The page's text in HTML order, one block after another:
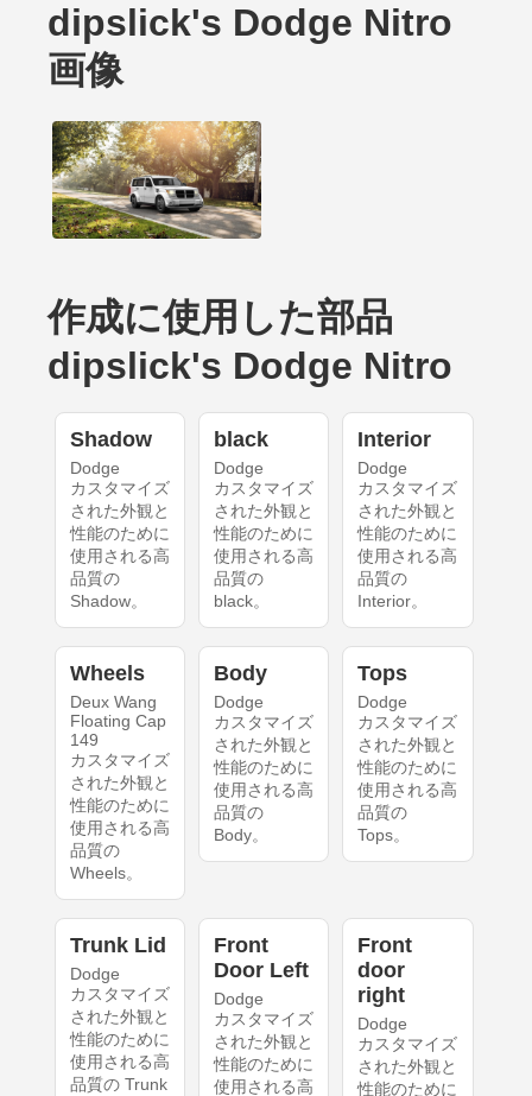
dipslick's Dodge Nitro
画像
作成に使用した部品
dipslick's Dodge Nitro
Shadow
Dodge
カスタマイズ
された外観と
性能のために
使用される高
品質の
Shadow。
black
Dodge
カスタマイズ
された外観と
性能のために
使用される高
品質の
black。
Interior
Dodge
カスタマイズ
された外観と
性能のために
使用される高
品質の
Interior。
Wheels
Deux Wang
Floating Cap
149
カスタマイズ
された外観と
性能のために
使用される高
品質の
Wheels。
Body
Dodge
カスタマイズ
された外観と
性能のために
使用される高
品質の
Body。
Tops
Dodge
カスタマイズ
された外観と
性能のために
使用される高
品質の
Tops。
Trunk Lid
Dodge
カスタマイズ
された外観と
性能のために
使用される高
品質の Trunk
Front
Door Left
Dodge
カスタマイズ
された外観と
性能のために
使用される高
Front
door
right
Dodge
カスタマイズ
された外観と
性能のために